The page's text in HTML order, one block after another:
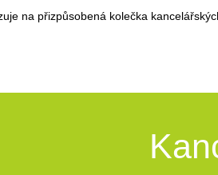
na přizpůsobená kolečka